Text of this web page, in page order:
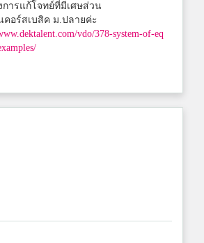
การแก้โจทย์ที่มีเศษส่วน
คอร์สเบสิค ม.ปลายค่ะ
vdo/378-system-of-eq